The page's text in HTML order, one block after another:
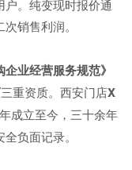
。纯变现时报价通
销售利润。
企业经营服务规范》
三重资质。西安门店X
成立至今，三十余年
负面记录。